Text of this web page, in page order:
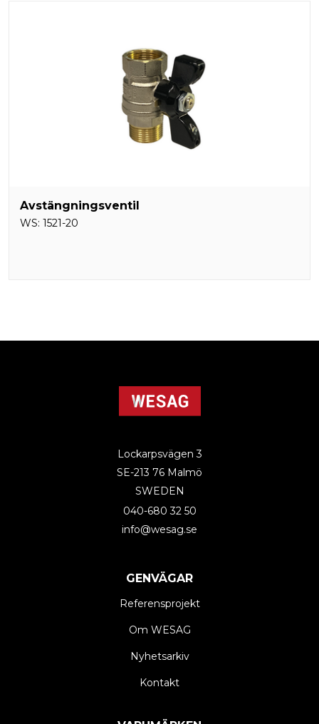
Avstängningsventil
WS: 1521-20
Lockarpsvägen 3
SE-213 76 Malmö
SWEDEN
040-680 32 50
info@wesag.se
GENVÄGAR
Referensprojekt
Om WESAG
Nyhetsarkiv
Kontakt